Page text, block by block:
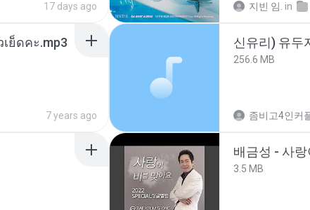
17 days ago 지빈 임. in
ย็ดคะ.mp3
7 years ago
신유리) 유두
256.6 MB
배금성 - 사
3.5 MB